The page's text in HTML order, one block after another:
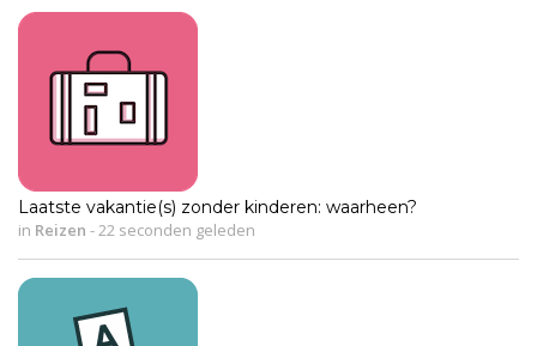
Laatste vakantie(s) zonder kinderen: waarheen?
in Reizen - 22 seconden geleden